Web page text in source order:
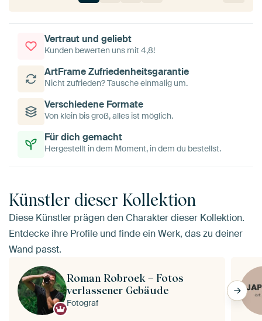
Vertraut und geliebt
Kunden bewerten uns mit 4,8!
ArtFrame Zufriedenheitsgarantie
Nicht zufrieden? Tausche einmalig um.
Verschiedene Formate
Von klein bis groß, alles ist möglich.
Für dich gemacht
Hergestellt in dem Moment, in dem du bestellst.
Künstler dieser Kollektion
Diese Künstler prägen den Charakter dieser Kollektion.
Entdecke ihre Profile und finde ein Werk, das zu deiner
Wand passt.
Roman Robroek – Fotos
verlassener Gebäude
Fotograf